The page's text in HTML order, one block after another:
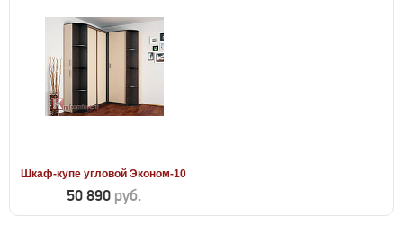
Шкаф-купе угловой Эконом-10
50 890 руб.